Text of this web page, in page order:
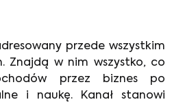
przede wszystkim
Znajdą w nim wszystko, co
przez biznes po
i naukę. Kanał stanowi